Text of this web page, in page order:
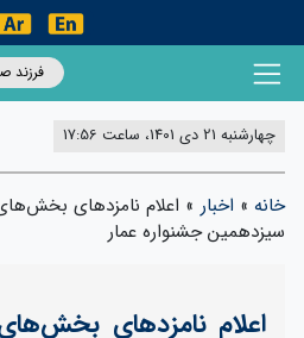
فرزند
چهارشنبه 21 دی 1401، ساعت 17:56
خانه» اخبار » اعلام نامزدهای
سیزدهمین جشنواره عمار
اعلام نامزدهای